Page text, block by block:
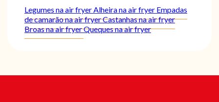
Legumes na air fryer Alheira na air fryer Empadas
de camarão na air fryerCastanhas na air fryer
Broas na air fryerQueques na air fryer